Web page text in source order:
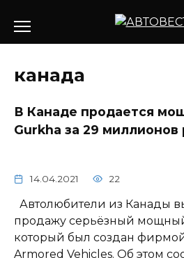
содержанию
канада
В Канаде продается
Gurkha за 29 миллионов
14.04.2021 22
Автолюбители из Канады
продажу серьёзный
который был создан
Armored Vehicles. Об этом